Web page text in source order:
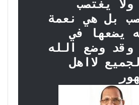
ولا يغتصب
بل هي نعمة
يضعها في
وقد وضع الله
لااهل